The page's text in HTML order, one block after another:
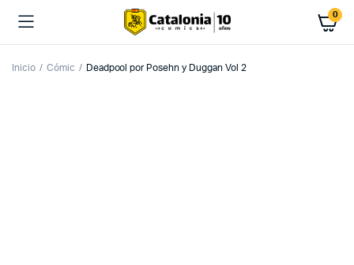
0
Inicio Cómic Deadpool por Posehn y Duggan Vol 2